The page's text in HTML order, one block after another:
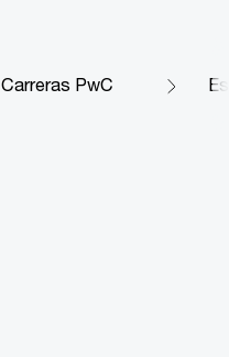
Carreras PwC